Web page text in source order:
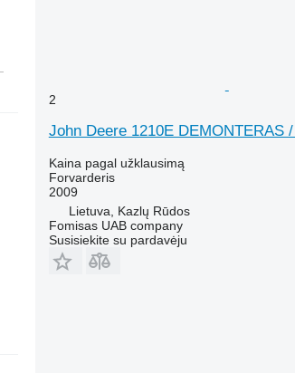
2
John Deere 1210E DEMONTERAS
Kaina pagal užklausimą
Forvarderis
2009
Lietuva, Kazlų Rūdos
Fomisas UAB company
Susisiekite su pardavėju